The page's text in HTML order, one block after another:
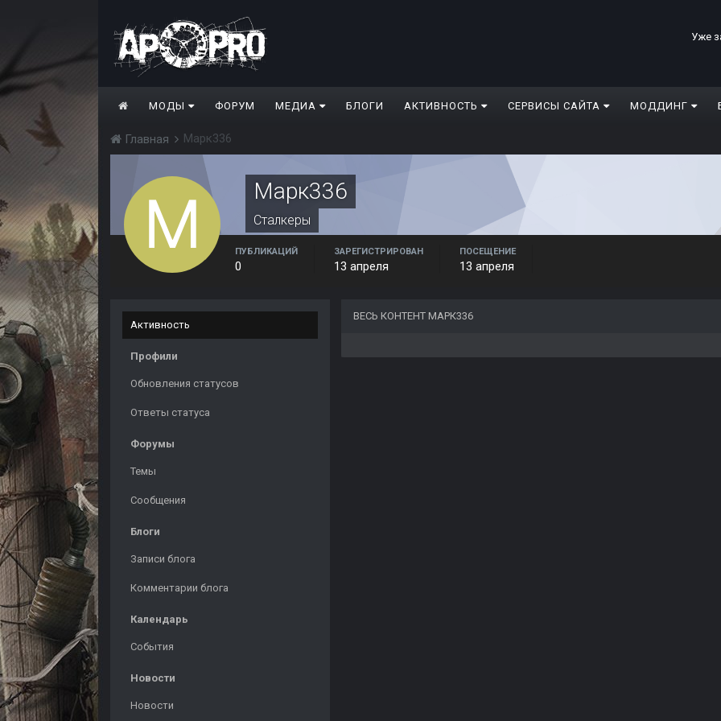
Уже
МОДЫ ФОРУМ МЕДИА БЛОГИ АКТИВНОСТЬ СЕРВИСЫ САЙТА МОДДИНГ
Главная Марк336
Марк336
Сталкеры
ПУБЛИКАЦИЙ
0
ЗАРЕГИСТРИРОВАН
13 апреля
ПОСЕЩЕНИЕ
13 апреля
Активность
Профили
Обновления статусов
Ответы статуса
Форумы
Темы
Сообщения
Блоги
Записи блога
Комментарии блога
Календарь
События
Новости
Новости
ВЕСЬ КОНТЕНТ МАРК336